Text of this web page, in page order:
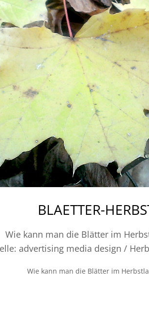
BLAETTER-
Wie kann man die Blätter im
advertising media design /
Wie kann man die Blätter im